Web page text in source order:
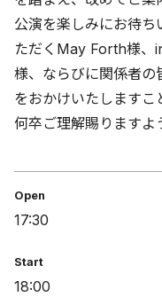
公演を楽しみにお待
ただくMay Forth様、
様、ならびに関係者の
をおかけいたしますこ
何卒ご理解賜りますよ
Open
17:30
Start
18:00